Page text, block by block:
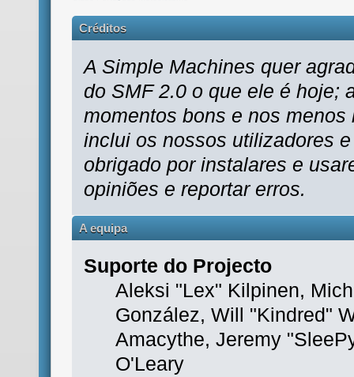
Créditos
A Simple Machines quer
do SMF 2.0 o que ele é hoje;
momentos bons e nos
inclui os nossos utilizadores
obrigado por instalares e
opiniões e reportar erros.
A equipa
Suporte do Projecto
Aleksi "Lex" Kilpinen,
González, Will "Kindred"
Amacythe, Jeremy
O'Leary